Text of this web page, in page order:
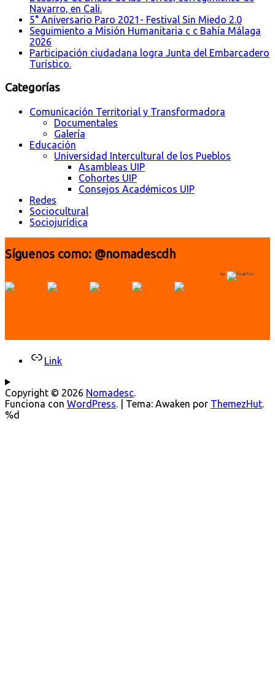
Navarro, en Cali.
5° Aniversario Paro 2021- Festival Sin Miedo 2.0
Seguimiento a Misión Humanitaria c c Bahía Málaga
2026
Participación ciudadana logra Junta del Embarcadero
Turístico.
Categorías
Comunicación Territorial y Transformadora
Documentales
Galería
Educación
Universidad Intercultural de los Pueblos
Asambleas UIP
Cohortes UIP
Consejos Académicos UIP
Redes
Sociocultural
Sociojurídica
Síguenos como: @nomadescdh
by
Link
Copyright © 2026 Nomadesc.
Funciona con WordPress. Tema: Awaken por ThemezHut.
%d